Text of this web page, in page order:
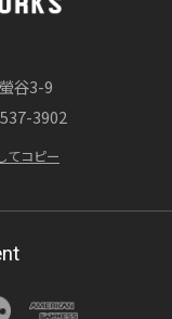
間 ― 木製
ィニッシ
谷3-9
3902
てコピー